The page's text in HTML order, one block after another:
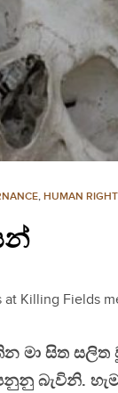
, HUMAN
at Killing Fields
මා සිත
බැවිනි.